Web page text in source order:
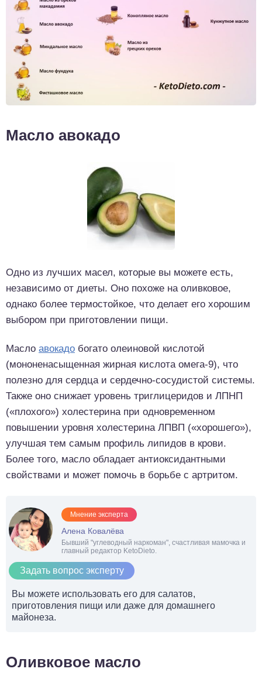
Масло авокадо
Одно из лучших масел, которые вы можете есть,
независимо от диеты. Оно похоже на оливковое,
однако более термостойкое, что делает его хорошим
выбором при приготовлении пищи.
Масло авокадо богато олеиновой кислотой
(мононенасыщенная жирная кислота омега-9), что
полезно для сердца и сердечно-сосудистой системы.
Также оно снижает уровень триглицеридов и ЛПНП
(«плохого») холестерина при одновременном
повышении уровня холестерина ЛПВП («хорошего»),
улучшая тем самым профиль липидов в крови.
Более того, масло обладает антиоксидантными
свойствами и может помочь в борьбе с артритом.
Мнение эксперта
Алена Ковалёва
Бывший "углеводный наркоман", счастливая мамочка и
главный редактор KetoDieto.
Задать вопрос эксперту
Вы можете использовать его для салатов,
приготовления пищи или даже для домашнего
майонеза.
Оливковое масло